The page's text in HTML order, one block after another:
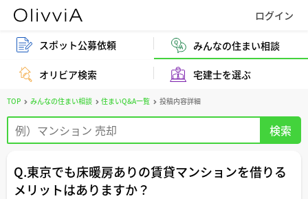
スポット公募依頼 みんなの住まい相談
オリビア検索 宅建士を選ぶ
TOP みんなの住まい相談 住まいQ&A一覧 投稿内容詳細
Q.東京でも床暖房ありの賃貸マンションを借りる
メリットはありますか？